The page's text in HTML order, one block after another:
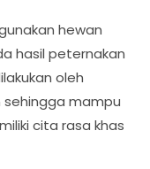
hewan
hasil peternakan
oleh
mampu
cita rasa khas